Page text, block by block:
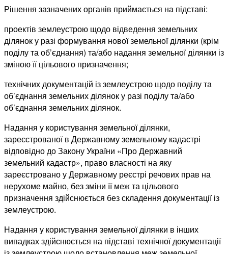
Рішення зазначених органів приймається на підставі:
проектів землеустрою щодо відведення земельних
ділянок у разі формування нової земельної ділянки (крім
поділу та об’єднання) та/або надання земельної ділянки із
зміною її цільового призначення;
технічних документацій із землеустрою щодо поділу та
об’єднання земельних ділянок у разі поділу та/або
об’єднання земельних ділянок.
Надання у користування земельної ділянки,
зареєстрованої в Державному земельному кадастрі
відповідно до Закону України «Про Державний
земельний кадастр», право власності на яку
зареєстровано у Державному реєстрі речових прав на
нерухоме майно, без зміни її меж та цільового
призначення здійснюється без складення документації із
землеустрою.
Надання у користування земельної ділянки в інших
випадках здійснюється на підставі технічної документації